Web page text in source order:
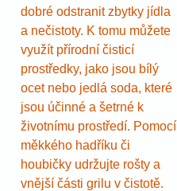
dobré odstranit zbytky jídla
a nečistoty. K tomu můžete
využít přírodní čisticí
prostředky, jako jsou bílý
ocet nebo jedlá soda, které
jsou účinné a šetrné k
životnímu prostředí. Pomocí
měkkého hadříku či
houbičky udržujte rošty a
vnější části grilu v čistotě.